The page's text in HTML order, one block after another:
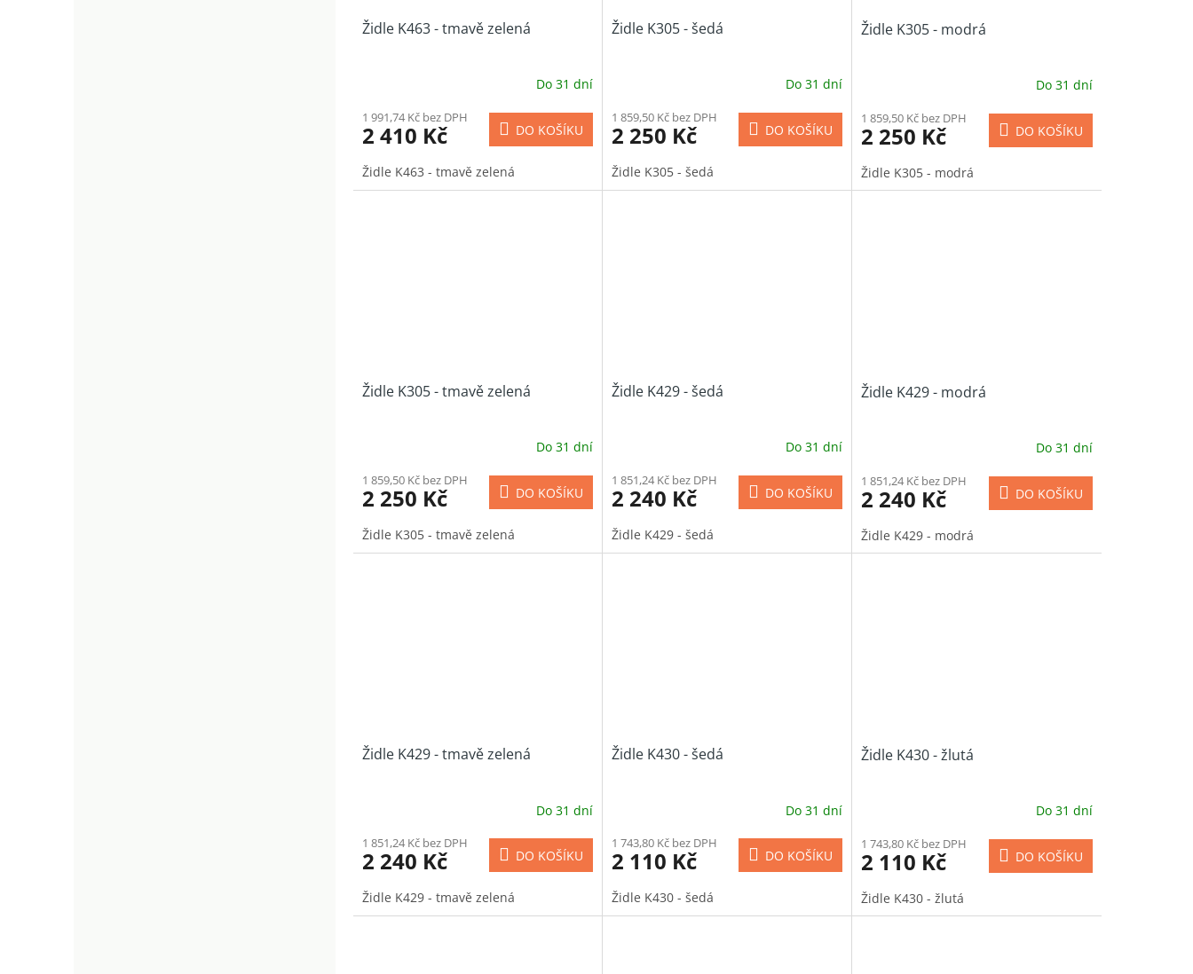
Židle K463 - tmavě zelená
Do 31 dní
1 991,74 Kč bez DPH
2 410 Kč DO KOŠÍKU
Židle K463 - tmavě zelená
Židle K305 - šedá
Do 31 dní
1 859,50 Kč bez DPH
2 250 Kč DO KOŠÍKU
Židle K305 - šedá
Židle K305 - modrá
Do 31 dní
1 859,50 Kč bez DPH
2 250 Kč DO KOŠÍKU
Židle K305 - modrá
Židle K305 - tmavě zelená
Do 31 dní
1 859,50 Kč bez DPH
2 250 Kč DO KOŠÍKU
Židle K305 - tmavě zelená
Židle K429 - šedá
Do 31 dní
1 851,24 Kč bez DPH
2 240 Kč DO KOŠÍKU
Židle K429 - šedá
Židle K429 - modrá
Do 31 dní
1 851,24 Kč bez DPH
2 240 Kč DO KOŠÍKU
Židle K429 - modrá
Židle K429 - tmavě zelená
Do 31 dní
1 851,24 Kč bez DPH
2 240 Kč DO KOŠÍKU
Židle K429 - tmavě zelená
Židle K430 - šedá
Do 31 dní
1 743,80 Kč bez DPH
2 110 Kč DO KOŠÍKU
Židle K430 - šedá
Židle K430 - žlutá
Do 31 dní
1 743,80 Kč bez DPH
2 110 Kč DO KOŠÍKU
Židle K430 - žlutá